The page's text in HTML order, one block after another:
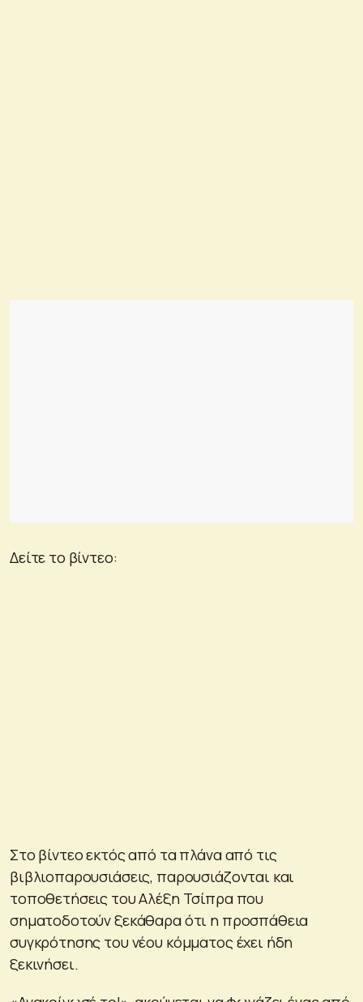
Δείτε το βίντεο:
Στο βίντεο εκτός από τα πλάνα από τις
βιβλιοπαρουσιάσεις, παρουσιάζονται και
τοποθετήσεις του Αλέξη Τσίπρα που
σηματοδοτούν ξεκάθαρα ότι η προσπάθεια
συγκρότησης του νέου κόμματος έχει ήδη
ξεκινήσει.